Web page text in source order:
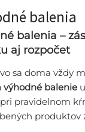
balenia
balenia –
aj rozpočet
sa doma vždy
výhodné balenie
pravidelnom
produktov